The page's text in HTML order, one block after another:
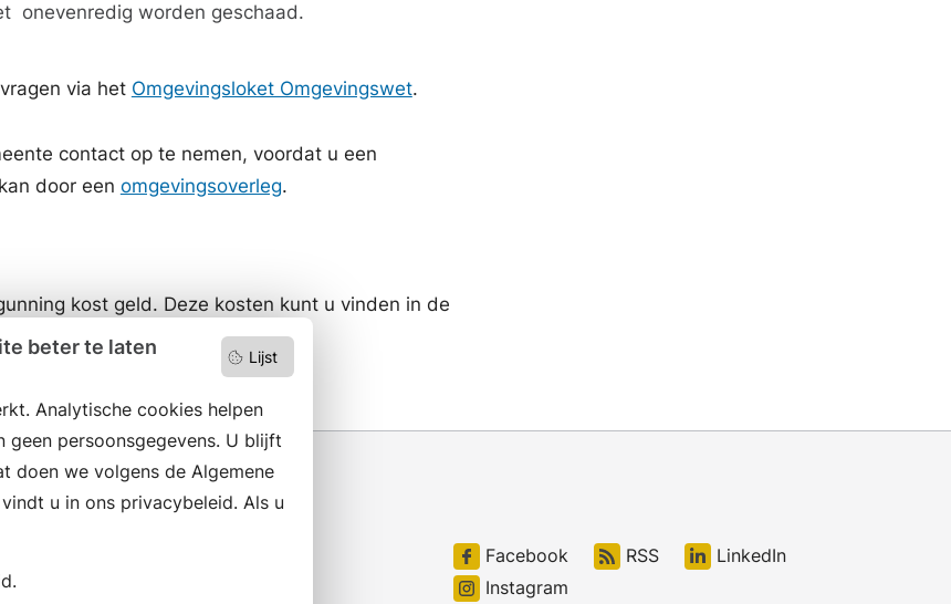
Lijst
beter te laten
Analytische cookies helpen
geen persoonsgegevens. U blijft
doen we volgens de Algemene
u in ons privacybeleid. Als u
onevenredig worden geschaad.
via het Omgevingsloket Omgevingswet.
contact op te nemen, voordat u een
door een omgevingsoverleg.
kost geld. Deze kosten kunt u vinden in de
en volg ons ook op social media.
Facebook RSS
LinkedIn
Instagram